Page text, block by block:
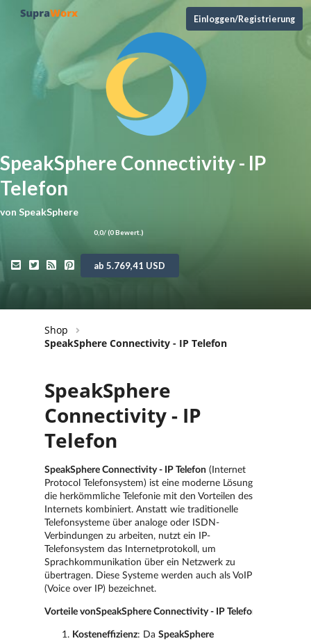
Einloggen/Registrierung
SpeakSphere Connectivity - IP
Telefon
von SpeakSphere
0,0/ (0Bewert.)
ab 5.769,41 USD
Shop
SpeakSphere Connectivity - IP Telefon